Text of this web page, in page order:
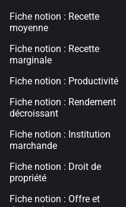
Fiche notion : Recette
moyenne
Fiche notion : Recette
marginale
Fiche notion : Productivité
Fiche notion : Rendement
décroissant
Fiche notion : Institution
marchande
Fiche notion : Droit de
propriété
Fiche notion : Offre et